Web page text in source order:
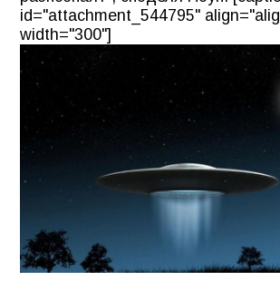
id="attachment_544795"
width="300"]